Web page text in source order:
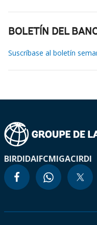
BOLETÍN DEL
Suscríbase al boletín
BIRDIDAIFCMIGACIRDI